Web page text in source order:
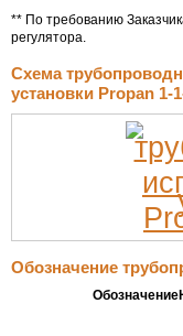
** По требованию
регулятора.
Схема
установки Propan 1-
Обозначение
Обозначение